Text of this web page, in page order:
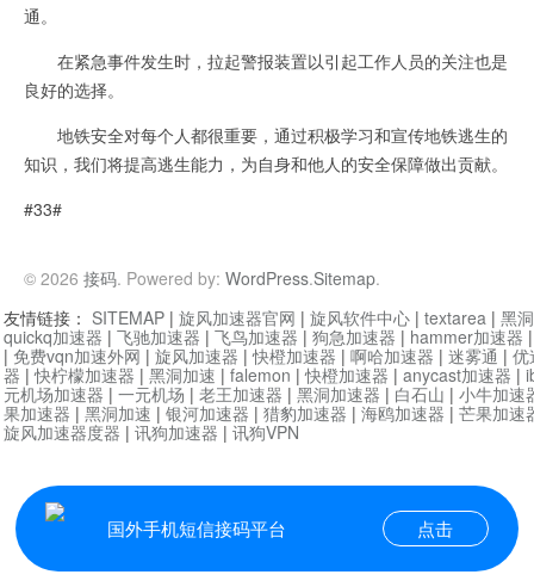
通。
在紧急事件发生时，拉起警报装置以引起工作人员的关注也是
良好的选择。
地铁安全对每个人都很重要，通过积极学习和宣传地铁逃生的
知识，我们将提高逃生能力，为自身和他人的安全保障做出贡献。
#33#
© 2026 接码. Powered by: WordPress.Sitemap.
国外手机短信接码平台 点击
友情链接： SITEMAP | 旋风加速器官网 | 旋风软件中心 | textarea | 黑
quickq加速器 | 飞驰加速器 | 飞鸟加速器 | 狗急加速器 | hammer加速器
| 免费vqn加速外网 | 旋风加速器 |快橙加速器 | 啊哈加速器 | 迷雾通 | 优
器 |快柠檬加速器 | 黑洞加速 | falemon |快橙加速器 | anycast加速器 |
元机场加速器 | 一元机场 | 老王加速器 | 黑洞加速器 | 白石山 | 小牛加速
果加速器 | 黑洞加速 | 银河加速器 | 猎豹加速器 | 海鸥加速器 | 芒果加速
旋风加速器度器 | 讯狗加速器 | 讯狗VPN